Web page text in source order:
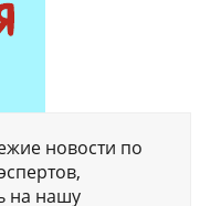
новости по
на нашу